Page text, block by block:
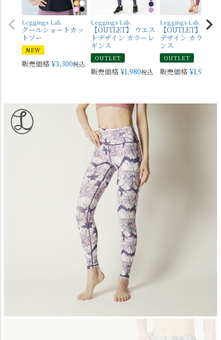
Leggings Lab.
クールショートカッ
トソー
NEW
販売価格 ¥3,300税込
Leggings Lab.
【OUTLET】 ウエス
トデザイン カラーレ
ギンス
OUTLET
販売価格 ¥1,980税込
Leggings Lab.
【OUTLET】 バッ
デザイン カラーレ
ンス
OUTLET
販売価格 ¥1,980